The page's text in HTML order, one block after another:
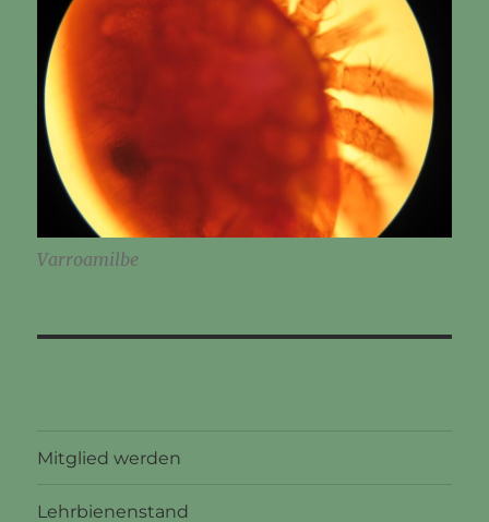
Varroamilbe
Mitglied werden
Lehrbienenstand